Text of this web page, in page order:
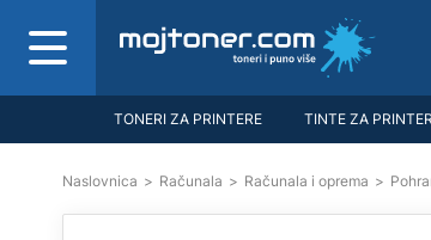
TONERI ZA PRINTERE TINTE ZA
Naslovnica > Računala > Računala i oprema >